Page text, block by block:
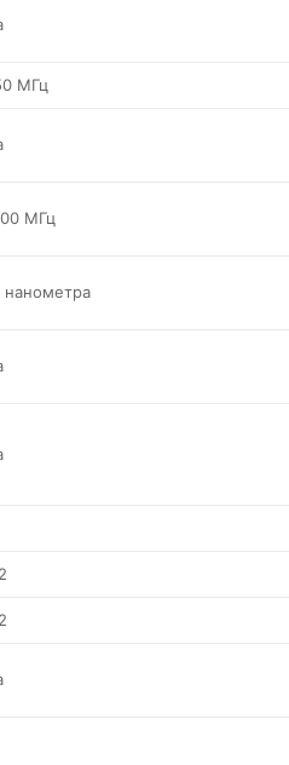
МГц
МГц
нанометра